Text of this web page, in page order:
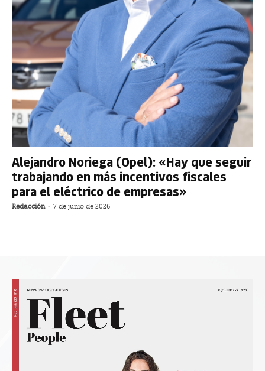
Alejandro Noriega (Opel): «Hay que seguir
trabajando en más incentivos fiscales
para el eléctrico de empresas»
Redacción - 7 de junio de 2026